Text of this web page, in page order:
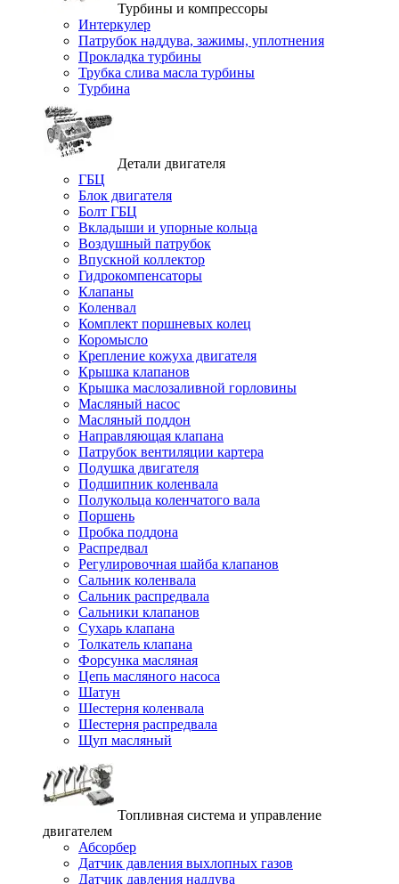
Турбины и компрессоры
Интеркулер
Патрубок наддува, зажимы, уплотнения
Прокладка турбины
Трубка слива масла турбины
Турбина
Детали двигателя
ГБЦ
Блок двигателя
Болт ГБЦ
Вкладыши и упорные кольца
Воздушный патрубок
Впускной коллектор
Гидрокомпенсаторы
Клапаны
Коленвал
Комплект поршневых колец
Коромысло
Крепление кожуха двигателя
Крышка клапанов
Крышка маслозаливной горловины
Масляный насос
Масляный поддон
Направляющая клапана
Патрубок вентиляции картера
Подушка двигателя
Подшипник коленвала
Полукольца коленчатого вала
Поршень
Пробка поддона
Распредвал
Регулировочная шайба клапанов
Сальник коленвала
Сальник распредвала
Сальники клапанов
Сухарь клапана
Толкатель клапана
Форсунка масляная
Цепь масляного насоса
Шатун
Шестерня коленвала
Шестерня распредвала
Щуп масляный
Топливная система и управление
двигателем
Абсорбер
Датчик давления выхлопных газов
Датчик давления наддува